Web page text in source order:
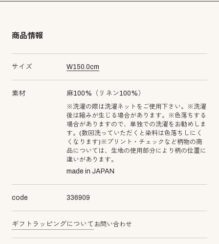
商品情報
サイズ W150.0cm
素材 麻100%（リネン100%）
※洗濯の際は洗濯ネットをご使用下さい。※洗濯
後は縮みが生じる場合があります。※色落ちする
場合がありますので、単独での洗濯をお勧めしま
す。(数回洗っていただくと染料は色落ちしにく
くなります)※プリント・チェックなど柄物の商
品については、生地の使用部分により柄の位置に
違いがあります。
made in JAPAN
code 336909
ギフトラッピングについて お問い合わせ